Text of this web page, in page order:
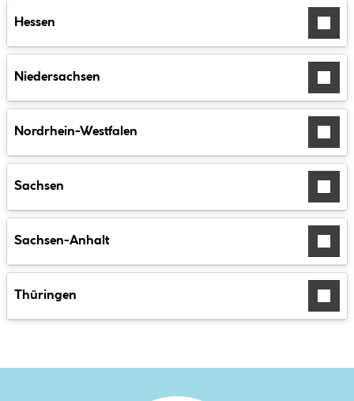
Hessen
Niedersachsen
Nordrhein-Westfalen
Sachsen
Sachsen-Anhalt
Thüringen